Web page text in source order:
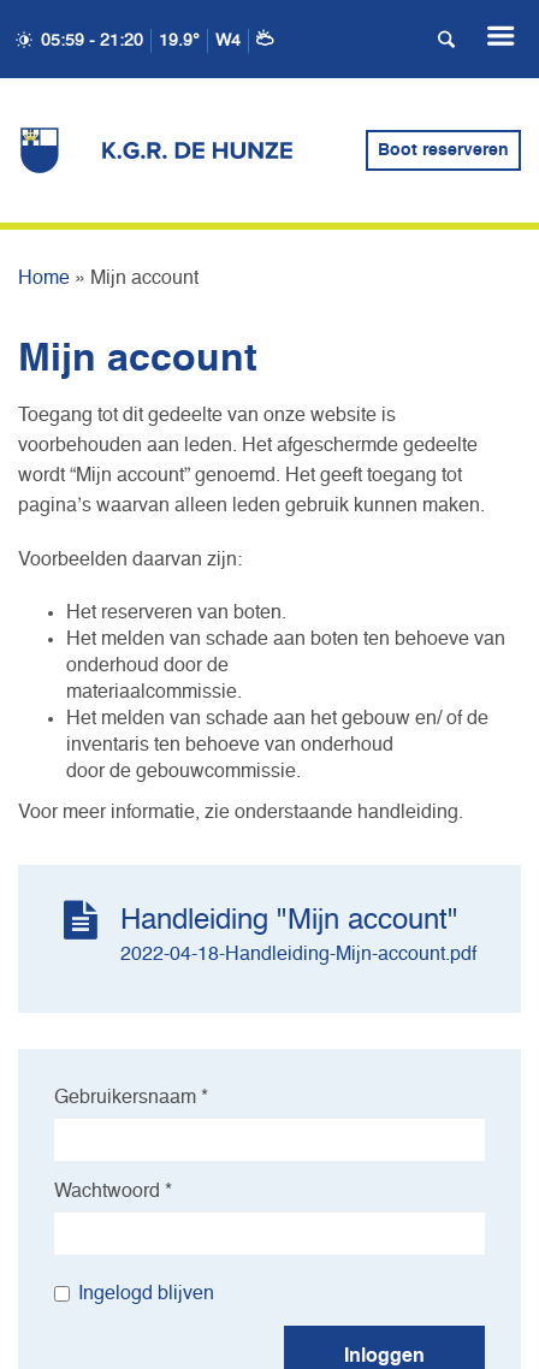
05:59 - 21:20 19.9° W4
Boot reserveren
Home » Mijn account
Mijn account
Toegang tot dit gedeelte van onze website is
voorbehouden aan leden. Het afgeschermde gedeelte
wordt “Mijn account” genoemd. Het geeft toegang tot
pagina’s waarvan alleen leden gebruik kunnen maken.
Voorbeelden daarvan zijn:
Het reserveren van boten.
Het melden van schade aan boten ten behoeve van
onderhoud door de
materiaalcommissie.
Het melden van schade aan het gebouw en/ of de
inventaris ten behoeve van onderhoud
door de gebouwcommissie.
Voor meer informatie, zie onderstaande handleiding.
Handleiding "Mijn account"
2022-04-18-Handleiding-Mijn-account.pdf
Gebruikersnaam *
Wachtwoord *
Ingelogd blijven
Inloggen